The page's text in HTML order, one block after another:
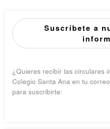
Suscríbete a
¿Quieres recibir las circulares
Colegio Santa Ana en tu
para suscribirte: